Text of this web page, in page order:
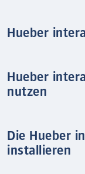
Hueber
Hueber
nutzen
Die Hueber
installieren